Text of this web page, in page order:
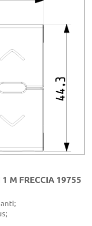
1 M FRECCIA 19755